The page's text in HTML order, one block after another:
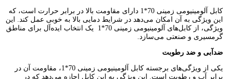
کابل آلومینیومی زمینی 70*1 دارای مقاومت بالا در برابر حرارت است، که
این ویژگی به آن امکان می‌دهد در شرایط دمایی بالا به خوبی عمل کند. این
ویژگی، از کابل‌های آلومینیومی زمینی 70*1 یک انتخاب ایده‌آل برای مناطق
گرمسیری و صنعتی می‌سازد.
ضدآبی و ضد رطوبت
یکی از ویژگی‌های برجسته کابل آلومینیومی زمینی 70*1، مقاومت آن در
برابر آب و رطوبت است. این ویژگی به این کابل اجازه می‌دهد که در